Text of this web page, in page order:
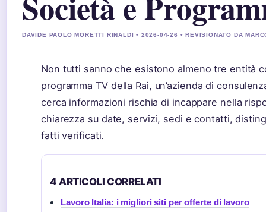
DAVIDE PAOLO MORETTI RINALDI • 2026-04-26 • REVISIONATO DA
Non tutti sanno che esistono almeno tre entità
programma TV della Rai, un’azienda di
cerca informazioni rischia di incappare nella
chiarezza su date, servizi, sedi e contatti,
fatti verificati.
4 ARTICOLI CORRELATI
Lavoro Italia: i migliori siti per offerte di lavoro